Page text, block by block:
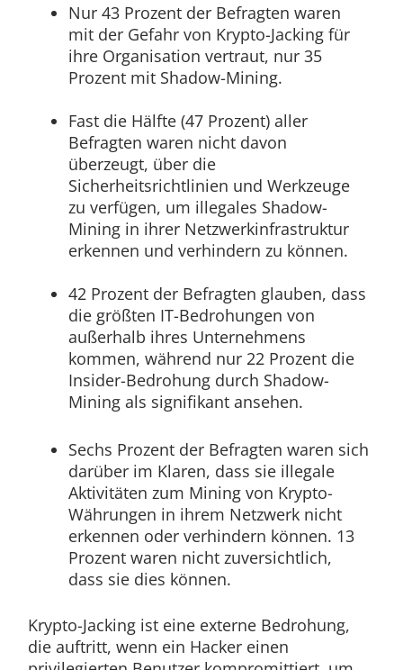
Nur 43 Prozent der Befragten waren
mit der Gefahr von Krypto-Jacking für
ihre Organisation vertraut, nur 35
Prozent mit Shadow-Mining.
Fast die Hälfte (47 Prozent) aller
Befragten waren nicht davon
überzeugt, über die
Sicherheitsrichtlinien und Werkzeuge
zu verfügen, um illegales Shadow-
Mining in ihrer Netzwerkinfrastruktur
erkennen und verhindern zu können.
42 Prozent der Befragten glauben, dass
die größten IT-Bedrohungen von
außerhalb ihres Unternehmens
kommen, während nur 22 Prozent die
Insider-Bedrohung durch Shadow-
Mining als signifikant ansehen.
Sechs Prozent der Befragten waren sich
darüber im Klaren, dass sie illegale
Aktivitäten zum Mining von Krypto-
Währungen in ihrem Netzwerk nicht
erkennen oder verhindern können. 13
Prozent waren nicht zuversichtlich,
dass sie dies können.
Krypto-Jacking ist eine externe Bedrohung,
die auftritt, wenn ein Hacker einen